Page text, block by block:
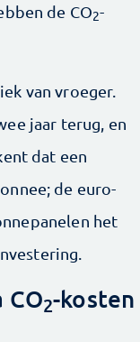
de CO2-
van vroeger.
jaar terug, en
dat een
de euro-
het
2-kosten